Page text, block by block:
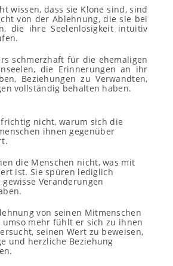
wissen, dass sie Klone sind, sind
von der Ablehnung, die sie bei
die ihre Seelenlosigkeit intuitiv
schmerzhaft für die ehemaligen
die Erinnerungen an ihr
Beziehungen zu Verwandten,
vollständig behalten haben.
nicht, warum sich die
ihnen gegenüber
die Menschen nicht, was mit
ist. Sie spüren lediglich
Veränderungen
von seinen Mitmenschen
mehr fühlt er sich zu ihnen
seinen Wert zu beweisen,
und herzliche Beziehung